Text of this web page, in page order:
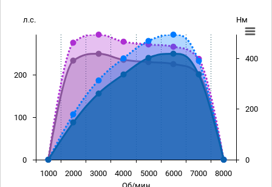
л.с. Нм
1000 2000 3000 4000 5000 6000 7000 8000
0
100
200
0
200
400